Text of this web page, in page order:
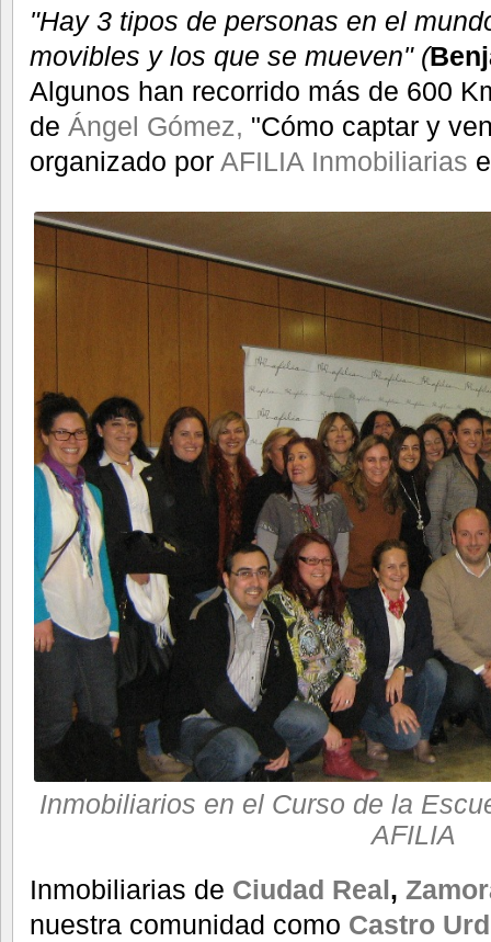
"Hay 3 tipos de personas en el
movibles y los que se mueven" (
Algunos han recorrido más de 600
de Ángel Gómez, "Cómo captar y
organizado por AFILIA Inmobiliarias
Inmobiliarios en el Curso de la
AFILIA
Inmobiliarias de Ciudad Real,
nuestra comunidad como Castro